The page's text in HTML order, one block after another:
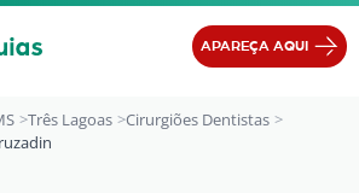
APAREÇA AQUI
Três Lagoas
Cirurgiões Dentistas